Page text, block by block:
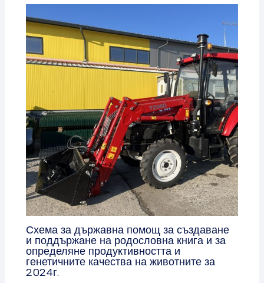
Схема за държавна помощ за създаване
и поддържане на родословна книга и за
определяне продуктивността и
генетичните качества на животните за
2024г.